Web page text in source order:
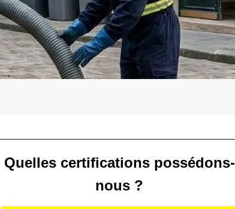
Quelles certifications possédons-
nous ?